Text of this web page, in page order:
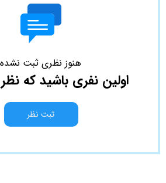
هنوز نظری ثبت نشده
اولین نفری باشید که
ثبت نظر